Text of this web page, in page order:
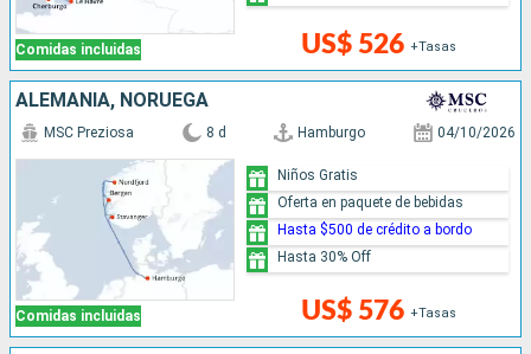
Comidas incluidas US$ 526 +Tasas
ALEMANIA, NORUEGA
Comidas incluidas
MSC Preziosa 8 d Hamburgo 04/10/2026
US$ 576 +Tasas
Niños Gratis
Oferta en paquete de bebidas
Hasta $500 de crédito a bordo
Hasta 30% Off